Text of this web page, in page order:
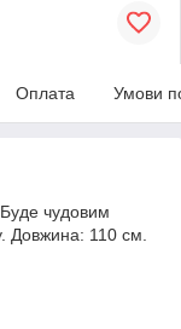
Оплата Умови
чудовим
Довжина: 110 см.